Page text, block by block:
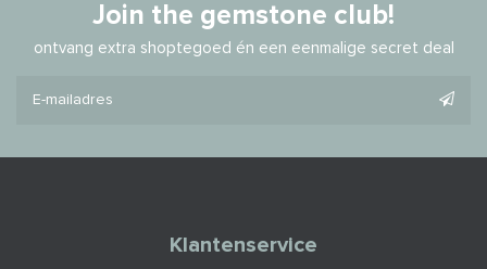
Join the gemstone club!
ontvang extra shoptegoed én een eenmalige secret deal
Klantenservice